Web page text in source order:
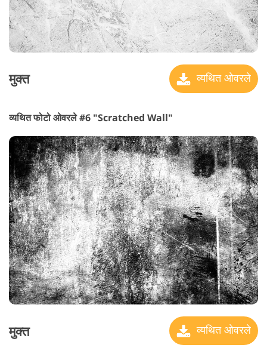
मुक्त व्यथित ओवरले
व्यथित फोटो ओवरले #6 "Scratched Wall"
मुक्त व्यथित ओवरले